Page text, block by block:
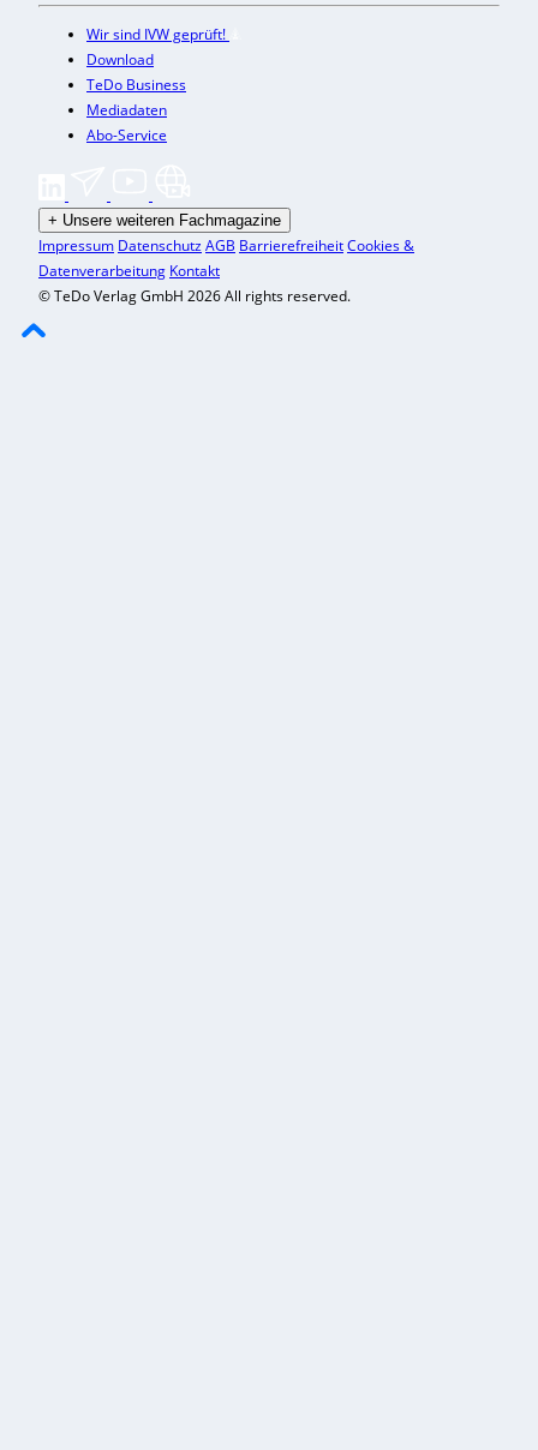
Wir sind IVW geprüft!
Download
TeDo Business
Mediadaten
Abo-Service
+ Unsere weiteren Fachmagazine
Impressum DatenschutzAGB BarrierefreiheitCookies &
Datenverarbeitung Kontakt
© TeDo Verlag GmbH 2026 All rights reserved.